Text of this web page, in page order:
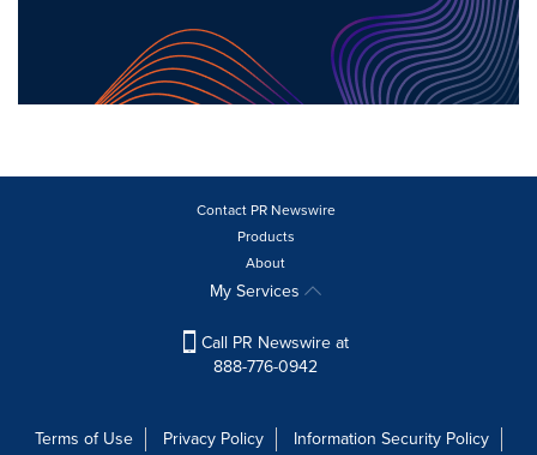
Contact PR Newswire
Products
About
My Services
Call PR Newswire at
888-776-0942
Terms of Use Privacy Policy Information Security Policy